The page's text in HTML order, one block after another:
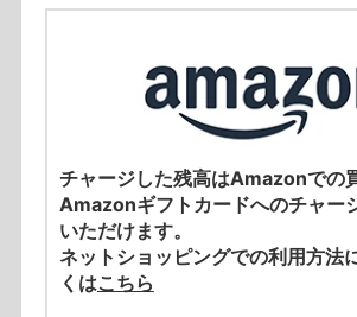
チャージした残高はAmazonでの
Amazonギフトカードへのチャー
いただけます。
ネットショッピングでの利用方法
くはこちら